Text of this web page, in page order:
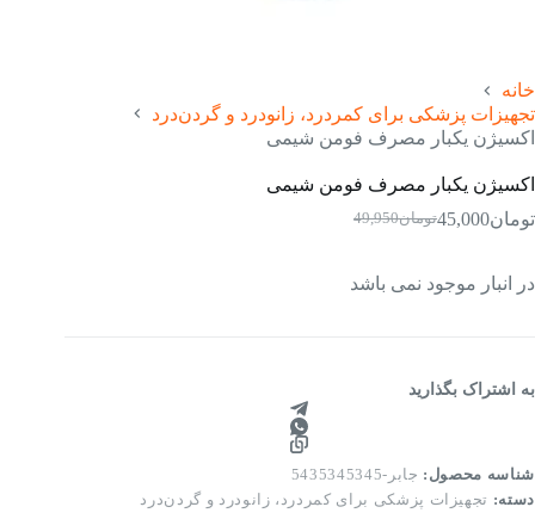
خانه
تجهیزات پزشکی برای کمردرد، زانودرد و گردن‌درد
اکسیژن یکبار مصرف فومن شیمی
اکسیژن یکبار مصرف فومن شیمی
تومان49,950قیمت
تومان49,950
بود.
تومان45,000قیمت
در انبار موجود نمی باشد
به اشتراک بگذارید
شناسه محصول: جابر-5435345345
دسته: تجهیزات پزشکی برای کمردرد، زانودرد و گردن‌درد